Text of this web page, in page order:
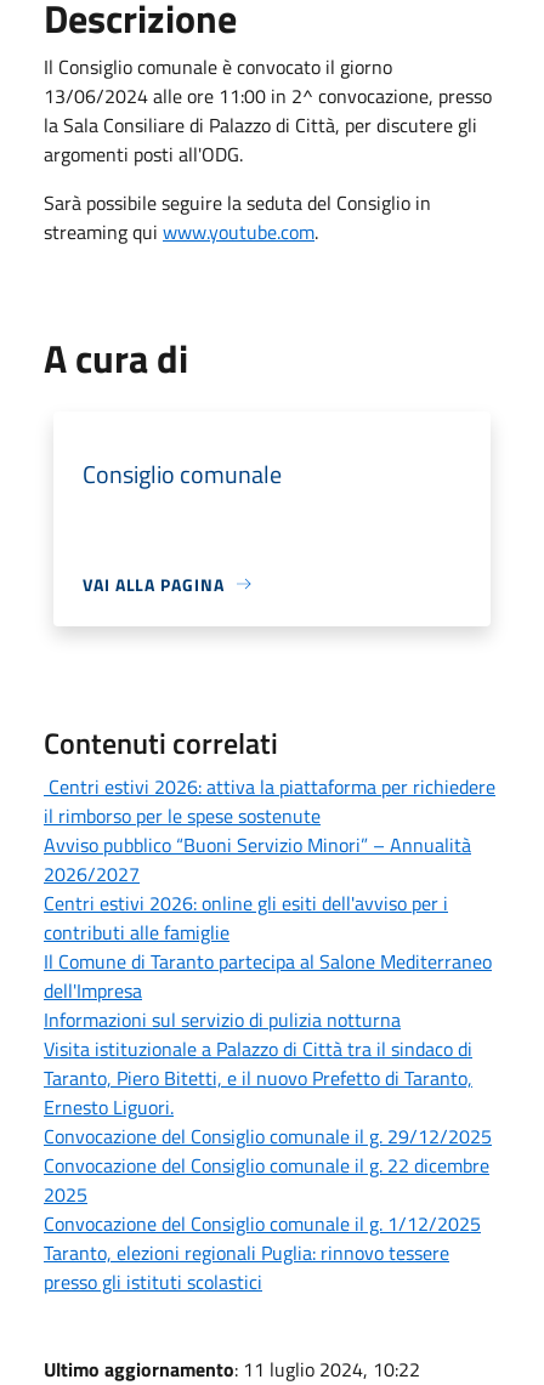
Descrizione
Il Consiglio comunale è convocato il giorno
13/06/2024 alle ore 11:00 in 2^ convocazione, presso
la Sala Consiliare di Palazzo di Città, per discutere gli
argomenti posti all'ODG.
Sarà possibile seguire la seduta del Consiglio in
streaming qui www.youtube.com.
A cura di
Consiglio comunale
VAI ALLA PAGINA
Contenuti correlati
Centri estivi 2026: attiva la piattaforma per richiedere
il rimborso per le spese sostenute
Avviso pubblico “Buoni Servizio Minori” – Annualità
2026/2027
Centri estivi 2026: online gli esiti dell'avviso per i
contributi alle famiglie
Il Comune di Taranto partecipa al Salone Mediterraneo
dell'Impresa
Informazioni sul servizio di pulizia notturna
Visita istituzionale a Palazzo di Città tra il sindaco di
Taranto, Piero Bitetti, e il nuovo Prefetto di Taranto,
Ernesto Liguori.
Convocazione del Consiglio comunale il g. 29/12/2025
Convocazione del Consiglio comunale il g. 22 dicembre
2025
Convocazione del Consiglio comunale il g. 1/12/2025
Taranto, elezioni regionali Puglia: rinnovo tessere
presso gli istituti scolastici
Ultimo aggiornamento: 11 luglio 2024, 10:22